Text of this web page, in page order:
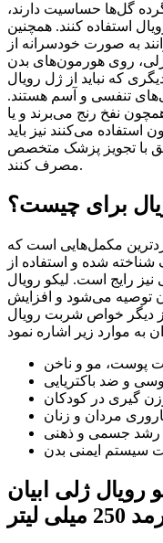
گل‌ها حساسیت دارند،
استفاده کنند. همچنین
به صورت خودسرانه از
ژلی، روی هورمون‌‌های بدن
که نباید از ژل رویال
تنفسی و آسم هستند.
نفخ رنج می‌برند و یا
می‌کنند نیز باید
با تجویز پزشک متخصص
مصرف کنند.
برای چیست؟
مکمل‌هایی است که
شناخته شده و استفاده از
رایج است. لیکو رویال
توصیه می‌شود و افزایش
دیگر خواص شربت رویال
پوست، مو و ناخن
و ضد باکتریایی
گیری در کودکان
مردان و زنان
رشد جسمی و ذهنی
سیستم ایمنی بدن
رویال ژلی ابیان
میلی لیتر